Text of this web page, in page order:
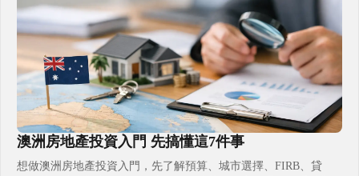
澳洲房地產投資入門 先搞懂這7件事
想做澳洲房地產投資入門，先了解預算、城市選擇、FIRB、貸